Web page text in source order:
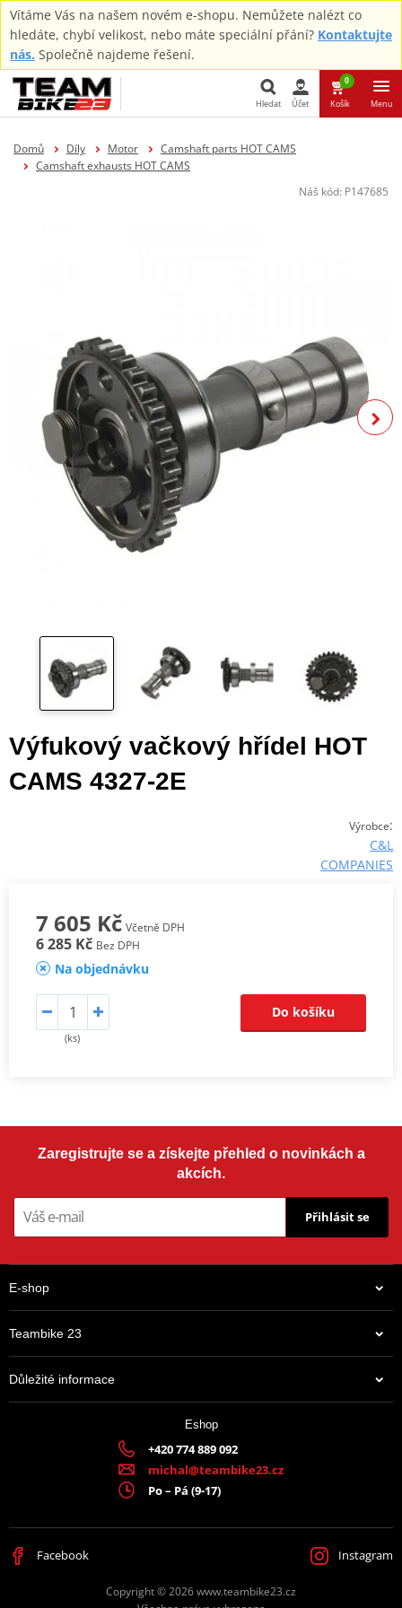
Vítáme Vás na našem novém e-shopu. Nemůžete nalézt co
hledáte, chybí velikost, nebo máte speciální přání? Kontaktujte
nás. Společně najdeme řešení.
Hledat Účet
0
Košík Menu
Domů Díly Motor
Camshaft parts HOT CAMS
Camshaft exhausts HOT CAMS
Náš kód: P147685
Výfukový vačkový hřídel HOT
CAMS 4327-2E
Výrobce:
C&L
COMPANIES
7 605 Kč Včetně DPH
6 285 Kč Bez DPH
Na objednávku
(ks)
Do košíku
Zaregistrujte se a získejte přehled o novinkách a
akcích.
Přihlásit se
E-shop
Teambike 23
Důležité informace
Eshop
+420 774 889 092
michal@teambike23.cz
Po – Pá (9-17)
Facebook Instagram
Copyright © 2026 www.teambike23.cz